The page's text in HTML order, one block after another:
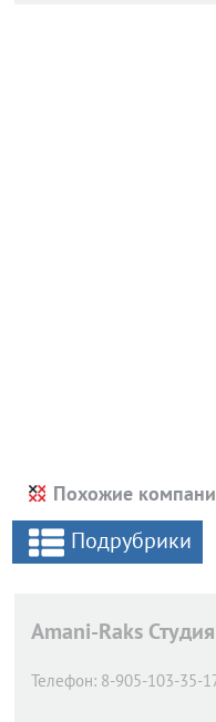
Похожие
Подрубрики
Amani-Raks
Телефон: 8-905-103-35-